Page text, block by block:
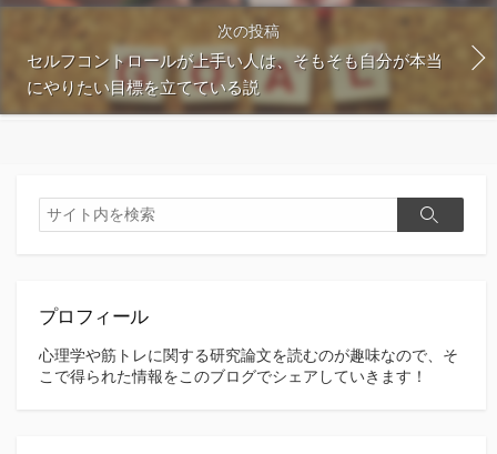
次の投稿
セルフコントロールが上手い人は、そもそも自分が本当
にやりたい目標を立てている説
検
索
検
プロフィール
心理学や筋トレに関する研究論文を読むのが趣味なので、そ
こで得られた情報をこのブログでシェアしていきます！